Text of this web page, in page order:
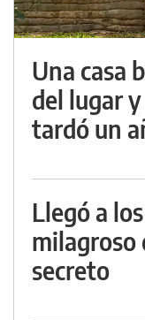
Una casa
del lugar
tardó un
Llegó a
milagroso
secreto